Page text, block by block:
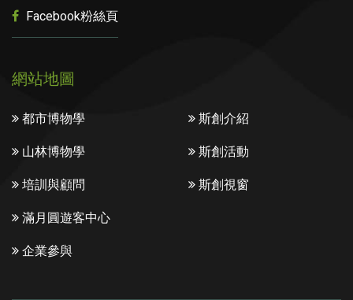
Facebook粉絲頁
網站地圖
都市博物學
山林博物學
培訓與顧問
滿月圓遊客中心
企業參與
斯創介紹
斯創活動
斯創視窗